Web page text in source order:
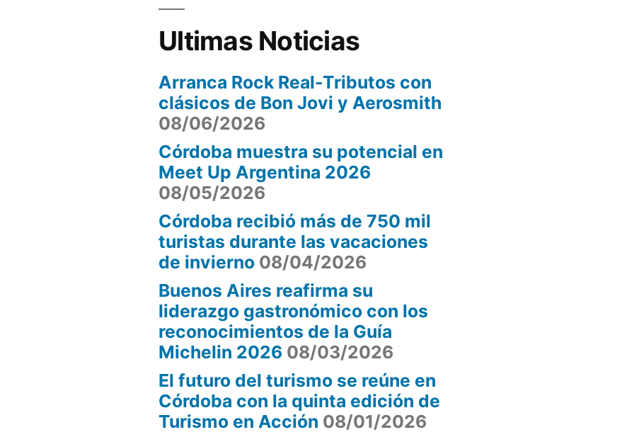
Ultimas Noticias
Arranca Rock Real-Tributos con
clásicos de Bon Jovi y Aerosmith
08/06/2026
Córdoba muestra su potencial en
Meet Up Argentina 2026
08/05/2026
Córdoba recibió más de 750 mil
turistas durante las vacaciones
de invierno 08/04/2026
Buenos Aires reafirma su
liderazgo gastronómico con los
reconocimientos de la Guía
Michelin 2026 08/03/2026
El futuro del turismo se reúne en
Córdoba con la quinta edición de
Turismo en Acción 08/01/2026